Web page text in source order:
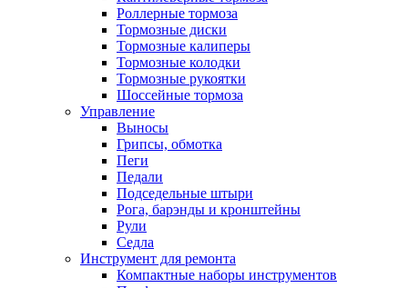
Роллерные тормоза
Тормозные диски
Тормозные калиперы
Тормозные колодки
Тормозные рукоятки
Шоссейные тормоза
Управление
Выносы
Грипсы, обмотка
Пеги
Педали
Подседельные штыри
Рога, барэнды и кронштейны
Рули
Седла
Инструмент для ремонта
Компактные наборы инструментов